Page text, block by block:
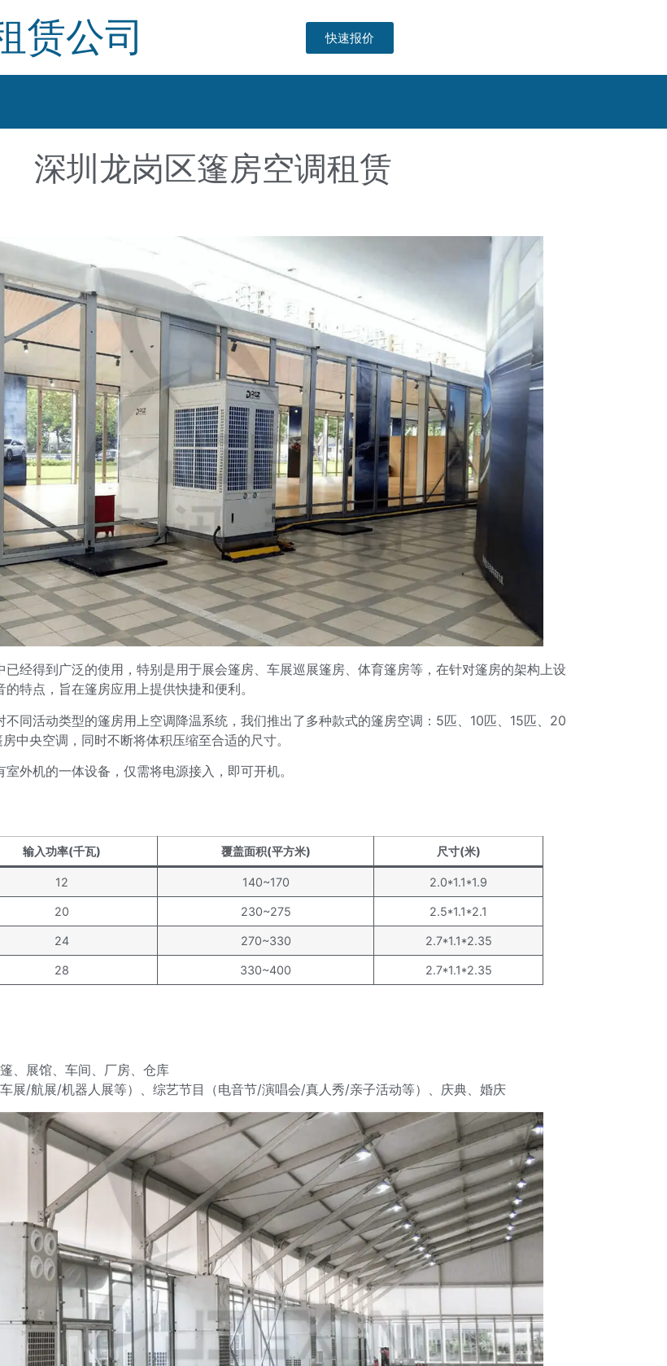
赁公司 快速报价
深圳龙岗区篷房空调租赁
已经得到广泛的使用，特别是用于展会篷房、车展巡展篷房、体育篷房等，在针对篷房的架构上设
特点，旨在篷房应用上提供快捷和便利。
不同活动类型的篷房用上空调降温系统，我们推出了多种款式的篷房空调：5匹、10匹、15匹、20
中央空调，同时不断将体积压缩至合适的尺寸。
室外机的一体设备，仅需将电源接入，即可开机。
输入功率(千瓦) 覆盖面积(平方米) 尺寸(米)
12 140~170 2.0*1.1*1.9
20 230~275 2.5*1.1*2.1
24 270~330 2.7*1.1*2.35
28 330~400 2.7*1.1*2.35
、展馆、车间、厂房、仓库
展/航展/机器人展等）、综艺节目（电音节/演唱会/真人秀/亲子活动等）、庆典、婚庆